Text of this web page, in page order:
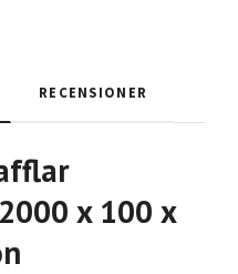
RECENSIONER
x 100 x